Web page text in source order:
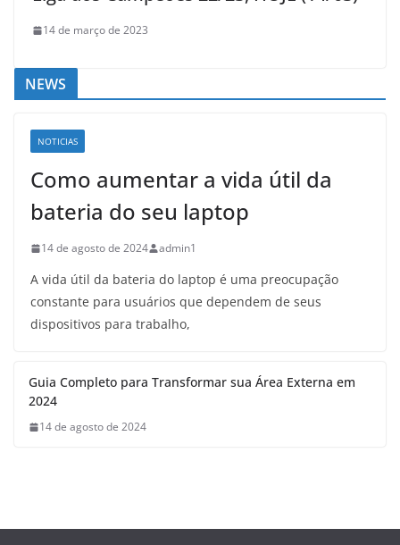
14 de março de 2023
NEWS
NOTICIAS
Como aumentar a vida útil da
bateria do seu laptop
14 de agosto de 2024 admin1
A vida útil da bateria do laptop é uma preocupação
constante para usuários que dependem de seus
dispositivos para trabalho,
Guia Completo para Transformar sua Área Externa em
2024
14 de agosto de 2024